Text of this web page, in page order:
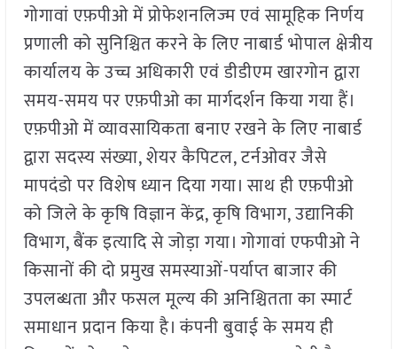
गोगावां एफ़पीओ में प्रोफेशनलिज्म एवं सामूहिक निर्णय
प्रणाली को सुनिश्चित करने के लिए नाबार्ड भोपाल क्षेत्रीय
कार्यालय के उच्च अधिकारी एवं डीडीएम खारगोन द्वारा
समय-समय पर एफ़पीओ का मार्गदर्शन किया गया हैं।
एफ़पीओ में व्यावसायिकता बनाए रखने के लिए नाबार्ड
द्वारा सदस्य संख्या, शेयर कैपिटल, टर्नओवर जैसे
मापदंडो पर विशेष ध्यान दिया गया। साथ ही एफ़पीओ
को जिले के कृषि विज्ञान केंद्र, कृषि विभाग, उद्यानिकी
विभाग, बैंक इत्यादि से जोड़ा गया। गोगावां एफपीओ ने
किसानों की दो प्रमुख समस्याओं-पर्याप्त बाजार की
उपलब्धता और फसल मूल्य की अनिश्चितता का स्मार्ट
समाधान प्रदान किया है। कंपनी बुवाई के समय ही